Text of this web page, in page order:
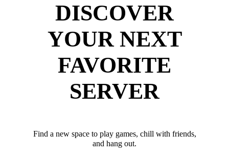
DISCOVER
YOUR NEXT
FAVORITE
SERVER
Find a new space to play games, chill with friends,
and hang out.